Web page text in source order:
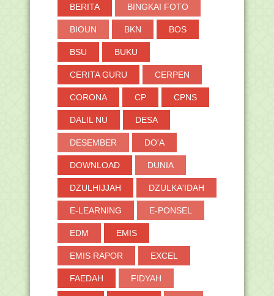
BERITA BINGKAI FOTO
BIOUN BKN BOS
BSU BUKU
CERITA GURU CERPEN
CORONA CP CPNS
DALIL NU DESA
DESEMBER DO'A
DOWNLOAD DUNIA
DZULHIJJAH DZULKA'IDAH
E-LEARNING E-PONSEL
EDM EMIS
EMIS RAPOR EXCEL
FAEDAH FIDYAH